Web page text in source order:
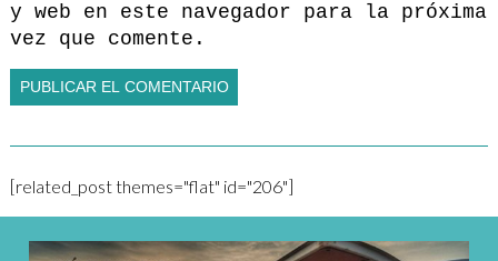
y web en este navegador para la próxima
vez que comente.
[related_post themes="flat" id="206"]